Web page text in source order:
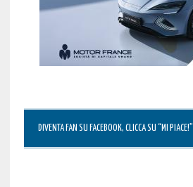
DIVENTA FAN SU FACEBOOK, CLICCA SU “MI PIACE!”